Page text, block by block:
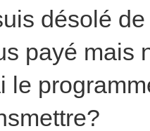
désolé
payé mais
le